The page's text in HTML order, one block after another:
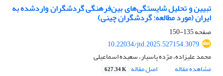
تبیین و تحلیل شایستگیهای بینفرهنگی گردشگران واردشده به
ایران(مورد مطالعه: گردشگران چینی)
صفحه135-150
10.22034/jtd.2025.527154.3079
محمد علیزاده، مژده پاسیار، سعیده اسماعیلی
مشاهده مقاله
اصل مقاله 627.34 K